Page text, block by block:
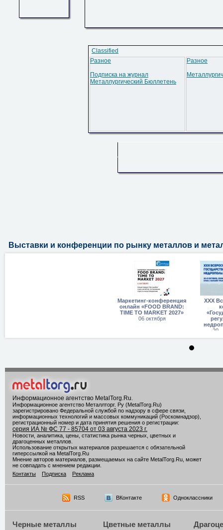
Classified
Разное
Подписка на журнал
Металлургический Бюллетень
Разное
Выставки и конференции по рынку металлов и
Маркетинг-конференция
онлайн «FOOD BRAND:
TIME TO MARKET 2027»
06 октября
XXX
20 -
Информационное агентство MetalTorg.Ru
Информационное агентство Металлторг. Ру (MetalTorg.Ru)
зарегистрировано Федеральной службой по надзору в сфере связи,
информационных технологий и массовых коммуникаций (Роскомнадзор),
регистрационный номер и дата принятия решения о регистрации:
серия ИА № ФС 77 - 85704 от 03 августа 2023 г.
Новости, аналитика, цены, статистика рынка черных, цветных и
драгоценных металлов.
Использование открытых материалов разрешается с обязательной
гиперссылкой на MetalTorg.Ru
Мнение авторов материалов, размещаемых на сайте MetalTorg.Ru, может
не совпадать с мнением редакции.
Контакты
Подписка Реклама
RSS ВКонтакте Одноклассники
Черные металлы Цветные металлы